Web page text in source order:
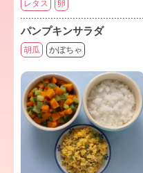
レタス 卵
パンプキンサラダ
胡瓜 かぼちゃ